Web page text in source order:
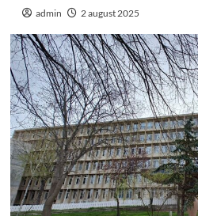
admin 2 august 2025